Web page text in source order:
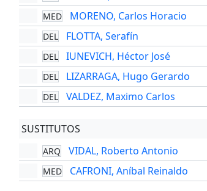
MED MORENO, Carlos Horacio
DEL FLOTTA, Serafín
DEL IUNEVICH, Héctor José
DEL LIZARRAGA, Hugo Gerardo
DEL VALDEZ, Maximo Carlos
SUSTITUTOS
ARQ VIDAL, Roberto Antonio
MED CAFRONI, Aníbal Reinaldo